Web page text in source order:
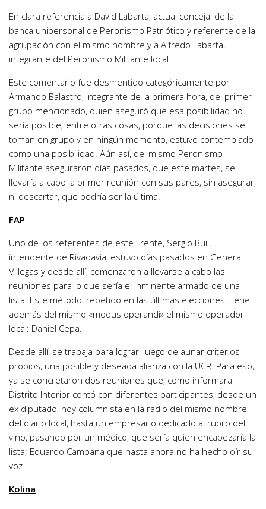
En clara referencia a David Labarta, actual concejal de la
banca unipersonal de Peronismo Patriótico y referente de la
agrupación con el mismo nombre y a Alfredo Labarta,
integrante del Peronismo Militante local.
Este comentario fue desmentido categóricamente por
Armando Balastro, integrante de la primera hora, del primer
grupo mencionado, quien aseguró que esa posibilidad no
sería posible; entre otras cosas, porque las decisiones se
toman en grupo y en ningún momento, estuvo contemplado
como una posibilidad. Aún así, del mismo Peronismo
Militante aseguraron días pasados, que este martes, se
llevaría a cabo la primer reunión con sus pares, sin asegurar,
ni descartar, que podría ser la última.
FAP
Uno de los referentes de este Frente, Sergio Buil,
intendente de Rivadavia, estuvo días pasados en General
Villegas y desde allí, comenzaron a llevarse a cabo las
reuniones para lo que sería el inminente armado de una
lista. Este método, repetido en las últimas elecciones, tiene
además del mismo «modus operandi» el mismo operador
local: Daniel Cepa.
Desde allí, se trabaja para lograr, luego de aunar criterios
propios, una posible y deseada alianza con la UCR. Para eso,
ya se concretaron dos reuniones que, como informara
Distrito Interior contó con diferentes participantes, desde un
ex diputado, hoy columnista en la radio del mismo nombre
del diario local, hasta un empresario dedicado al rubro del
vino, pasando por un médico, que sería quien encabezaría la
lista; Eduardo Campana que hasta ahora no ha hecho oír su
voz.
Kolina